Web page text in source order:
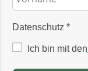
Datenschutz *
Ich bin mit den